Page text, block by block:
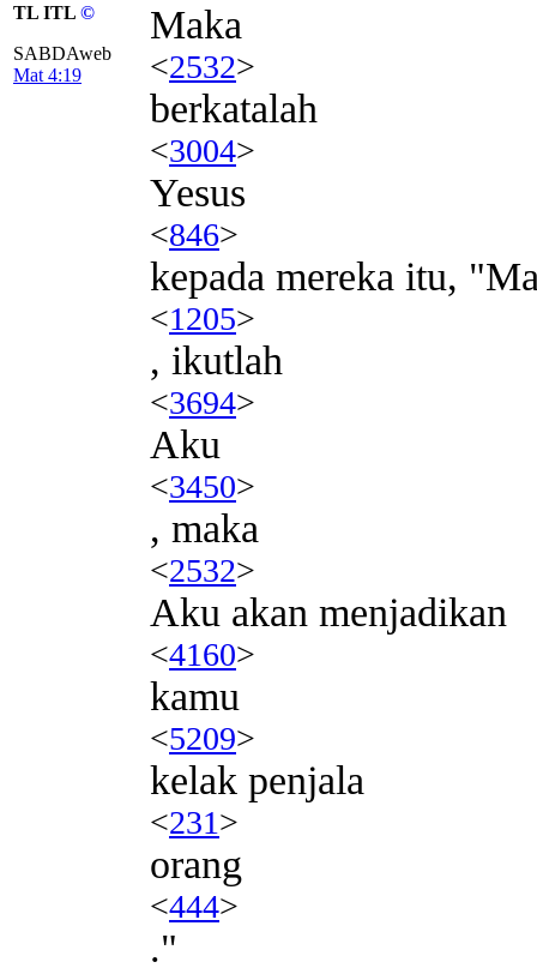
TL ITL ©
SABDAweb
Mat 4:19
Maka
<2532>
berkatalah
<3004>
Yesus
<846>
kepada mereka itu,
<1205>
, ikutlah
<3694>
Aku
<3450>
, maka
<2532>
Aku akan menjadikan
<4160>
kamu
<5209>
kelak penjala
<231>
orang
<444>
."